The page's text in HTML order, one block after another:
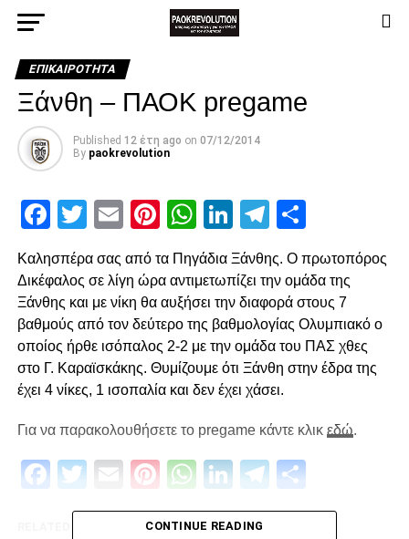
ΕΠΙΚΑΙΡΌΤΗΤΑ
Ξάνθη – ΠΑΟΚ pregame
Published 12 έτη ago on 07/12/2014
By paokrevolution
Facebook
Twitter
EmailPinterest
WhatsApp
LinkedIn
Telegram
Καλησπέρα σας από τα Πηγάδια Ξάνθης. Ο πρωτοπόρος
Δικέφαλος σε λίγη ώρα αντιμετωπίζει την ομάδα της
Ξάνθης και με νίκη θα αυξήσει την διαφορά στους 7
βαθμούς από τον δεύτερο της βαθμολογίας Ολυμπιακό ο
οποίος ήρθε ισόπαλος 2-2 με την ομάδα του ΠΑΣ χθες
στο Γ. Καραϊσκάκης. Θυμίζουμε ότι Ξάνθη στην έδρα της
έχει 4 νίκες, 1 ισοπαλία και δεν έχει χάσει.
Για να παρακολουθήσετε το pregame κάντε κλικ εδώ.
Facebook
Twitter
EmailPinterest
WhatsApp
LinkedIn
Telegram
CONTINUE READING